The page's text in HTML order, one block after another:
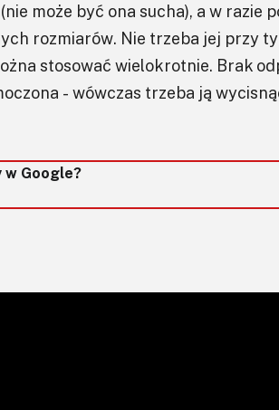
może być ona sucha), a w razie
rozmiarów. Nie trzeba jej przy
stosować wielokrotnie. Brak
- wówczas trzeba ją
w Google?